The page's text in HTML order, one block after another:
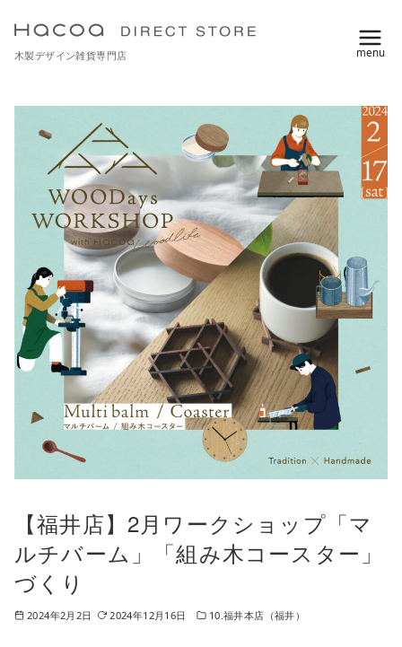
木製デザイン雑貨専門店
【福井店】2月ワークショップ「マ
ルチバーム」「組み木コースター」
づくり
2024年2月2日 2024年12月16日 10.福井本店（福井）